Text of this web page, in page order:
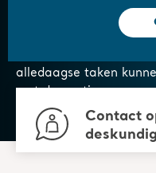
Moeilijkheden met
alledaagse taken
Contact